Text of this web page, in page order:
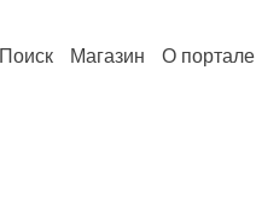
Поиск Магазин О портале